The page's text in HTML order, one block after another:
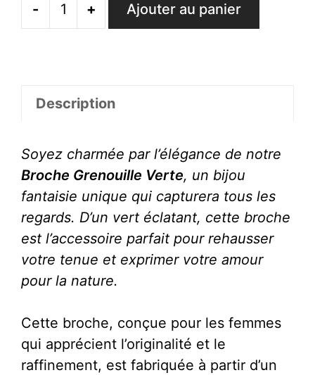
-
quantité
Verte
+ Ajouter au panier
Description
Soyez charmée par l’élégance de notre
Broche Grenouille Verte, un bijou
fantaisie unique qui capturera tous les
regards. D’un vert éclatant, cette broche
est l’accessoire parfait pour rehausser
votre tenue et exprimer votre amour
pour la nature.
Cette broche, conçue pour les femmes
qui apprécient l’originalité et le
raffinement, est fabriquée à partir d’un